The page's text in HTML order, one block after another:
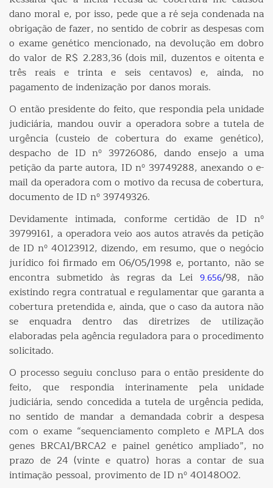
dano moral e, por isso, pede que a ré seja condenada na
obrigação de fazer, no sentido de cobrir as despesas com
o exame genético mencionado, na devolução em dobro
do valor de R$ 2.283,36 (dois mil, duzentos e oitenta e
três reais e trinta e seis centavos) e, ainda, no
pagamento de indenização por danos morais.
O então presidente do feito, que respondia pela unidade
judiciária, mandou ouvir a operadora sobre a tutela de
urgência (custeio de cobertura do exame genético),
despacho de ID nº 39726086, dando ensejo a uma
petição da parte autora, ID nº 39749288, anexando o e-
mail da operadora com o motivo da recusa de cobertura,
documento de ID nº 39749326.
Devidamente intimada, conforme certidão de ID nº
39799161, a operadora veio aos autos através da petição
de ID nº 40123912, dizendo, em resumo, que o negócio
jurídico foi firmado em 06/05/1998 e, portanto, não se
encontra submetido às regras da Lei9.656/98, não
existindo regra contratual e regulamentar que garanta a
cobertura pretendida e, ainda, que o caso da autora não
se enquadra dentro das diretrizes de utilização
elaboradas pela agência reguladora para o procedimento
solicitado.
O processo seguiu concluso para o então presidente do
feito, que respondia interinamente pela unidade
judiciária, sendo concedida a tutela de urgência pedida,
no sentido de mandar a demandada cobrir a despesa
com o exame “sequenciamento completo e MPLA dos
genes BRCA1/BRCA2 e painel genético ampliado”, no
prazo de 24 (vinte e quatro) horas a contar de sua
intimação pessoal, provimento de ID nº 40148002.